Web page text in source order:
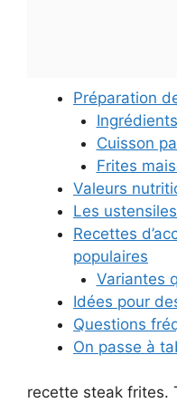
Préparation
Cuisson
Frites
Valeurs
Les
Recettes
populaires
Variantes
Idées pour
Questions
On passe à
recette steak frites.